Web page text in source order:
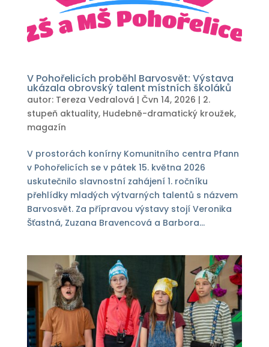
V Pohořelicích proběhl Barvosvět: Výstava
ukázala obrovský talent místních školáků
autor: Tereza Vedralová | Čvn 14, 2026 | 2.
stupeň aktuality, Hudebně-dramatický kroužek,
magazín
V prostorách konírny Komunitního centra Pfann
v Pohořelicích se v pátek 15. května 2026
uskutečnilo slavnostní zahájení 1. ročníku
přehlídky mladých výtvarných talentů s názvem
Barvosvět. Za přípravou výstavy stojí Veronika
Šťastná, Zuzana Bravencová a Barbora...